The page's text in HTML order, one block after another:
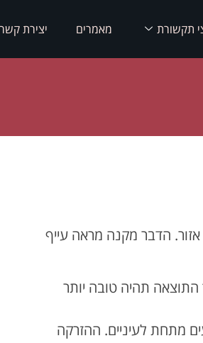
תקשורת מאמרים יצירת קשר
הדבר מקנה מראה עייף
תהיה טובה יותר
מתחת לעיניים. ההזרקה